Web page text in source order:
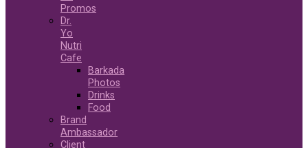
Promos
Dr.
Yo
Nutri
Cafe
Barkada
Photos
Drinks
Food
Brand
Ambassador
Client